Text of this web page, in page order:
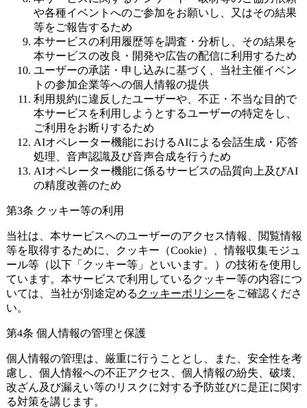
や各種イベントへのご参加をお願いし、又はその結果
等をご報告するため
本サービスの利用履歴等を調査・分析し、その結果を
本サービスの改良・開発や広告の配信に利用するため
ユーザーの承諾・申し込みに基づく、当社主催イベン
トの参加企業等への個人情報の提供
利用規約に違反したユーザーや、不正・不当な目的で
本サービスを利用しようとするユーザーの特定をし、
ご利用をお断りするため
AIオペレーター機能におけるAIによる会話生成・応答
処理、音声認識及び音声合成を行うため
AIオペレーター機能に係るサービスの品質向上及びAI
の精度改善のため
第3条 クッキー等の利用
当社は、本サービスへのユーザーのアクセス情報、閲覧情報
等を取得するために、クッキー（Cookie）、情報収集モジュ
ール等（以下「クッキー等」といいます。）の技術を使用し
ています。本サービスで利用しているクッキー等の内容につ
いては、当社が別途定める クッキーポリシーをご確認くださ
い。
第4条 個人情報の管理と保護
個人情報の管理は、厳重に行うこととし、また、安全性を考
慮し、個人情報への不正アクセス、個人情報の紛失、破壊、
改ざん及び漏えい等のリスクに対する予防並びに是正に関す
る対策を講じます。